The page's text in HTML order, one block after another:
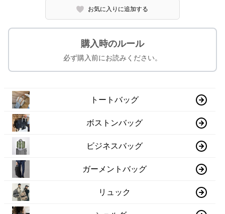
お気に入りに追加する
購入時のルール
必ず購入前にお読みください。
トートバッグ
ボストンバッグ
ビジネスバッグ
ガーメントバッグ
リュック